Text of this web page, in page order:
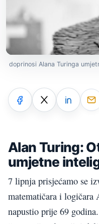
doprinosi Alana Turinga
Alan Turing:
umjetne
7 lipnja prisjećamo se
matematičara i logičara
napustio prije 69